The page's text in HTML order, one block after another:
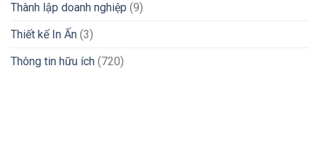
Thành lập doanh nghiệp (9)
Thiết kế In Ấn (3)
Thông tin hữu ích (720)